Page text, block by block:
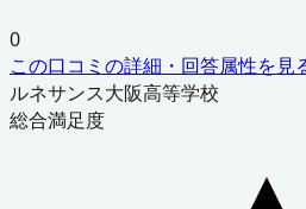
0
この口コミの詳細・回答属性を見
ルネサンス大阪高等学校
総合満足度